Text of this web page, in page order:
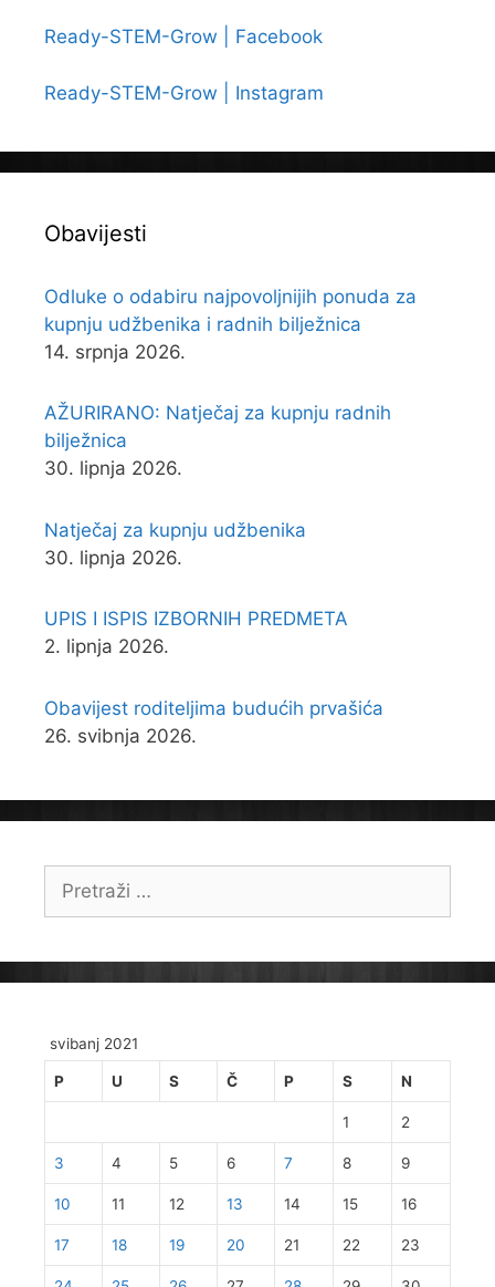
Ready-STEM-Grow | Facebook
Ready-STEM-Grow | Instagram
Obavijesti
Odluke o odabiru najpovoljnijih ponuda za
kupnju udžbenika i radnih bilježnica
14. srpnja 2026.
AŽURIRANO: Natječaj za kupnju radnih
bilježnica
30. lipnja 2026.
Natječaj za kupnju udžbenika
30. lipnja 2026.
UPIS I ISPIS IZBORNIH PREDMETA
2. lipnja 2026.
Obavijest roditeljima budućih prvašića
26. svibnja 2026.
svibanj 2021
P U S Č P S N
1 2
3 4 5 6 7 8 9
10 11 12 13 14 15 16
17 18 19 20 21 22 23